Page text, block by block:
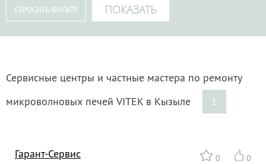
Сервисные центры и частные мастера по ремонту
микроволновых печей VITEK в Кызыле
1
0 0
Гарант-Сервис